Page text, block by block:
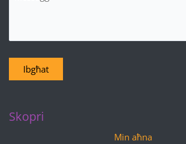
Ibgħat
Skopri
Min aħna